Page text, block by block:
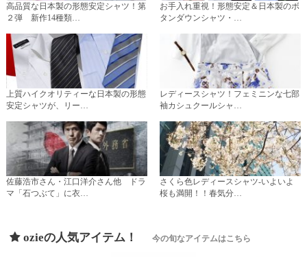
高品質な日本製の形態安定シャツ！第
２弾 新作14種類…
お手入れ重視！形態安定＆日本製のボ
タンダウンシャツ・…
上質ハイクオリティーな日本製の形態
安定シャツが、リー…
レディースシャツ！フェミニンな七部
袖カシュクールシャ…
佐藤浩市さん・江口洋介さん他 ドラ
マ「石つぶて」に衣…
さくら色レディースシャツ-いよいよ
桜も満開！！春気分…
ozieの人気アイテム！ 今の旬なアイテムはこちら